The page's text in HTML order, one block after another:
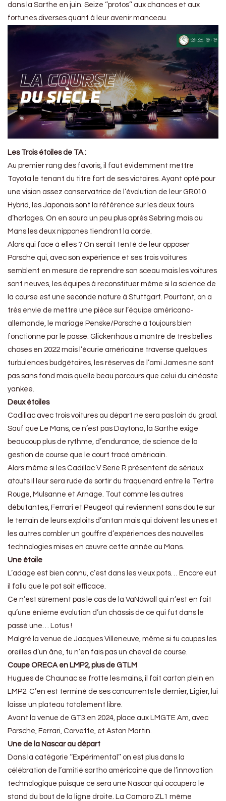
dans la Sarthe en juin. Seize ‘’protos’’ aux chances et aux
fortunes diverses quant à leur avenir manceau.
Les Trois étoiles de TA :
Au premier rang des favoris, il faut évidemment mettre
Toyota le tenant du titre fort de ses victoires. Ayant opté pour
une vision assez conservatrice de l’évolution de leur GR010
Hybrid, les Japonais sont la référence sur les deux tours
d’horloges. On en saura un peu plus après Sebring mais au
Mans les deux nippones tiendront la corde.
Alors qui face à elles ? On serait tenté de leur opposer
Porsche qui, avec son expérience et ses trois voitures
semblent en mesure de reprendre son sceau mais les voitures
sont neuves, les équipes à reconstituer même si la science de
la course est une seconde nature à Stuttgart. Pourtant, on a
très envie de mettre une pièce sur l’équipe américano-
allemande, le mariage Penske/Porsche a toujours bien
fonctionné par le passé. Glickenhaus a montré de très belles
choses en 2022 mais l’écurie américaine traverse quelques
turbulences budgétaires, les réserves de l’ami James ne sont
pas sans fond mais quelle beau parcours que celui du cinéaste
yankee.
Deux étoiles
Cadillac avec trois voitures au départ ne sera pas loin du graal.
Sauf que Le Mans, ce n’est pas Daytona, la Sarthe exige
beaucoup plus de rythme, d’endurance, de science de la
gestion de course que le court tracé américain.
Alors même si les Cadillac V Serie R présentent de sérieux
atouts il leur sera rude de sortir du traquenard entre le Tertre
Rouge, Mulsanne et Arnage. Tout comme les autres
débutantes, Ferrari et Peugeot qui reviennent sans doute sur
le terrain de leurs exploits d’antan mais qui doivent les unes et
les autres combler un gouffre d’expériences des nouvelles
technologies mises en œuvre cette année au Mans.
Une étoile
L’adage est bien connu, c’est dans les vieux pots… Encore eut
il fallu que le pot soit efficace.
Ce n’est sûrement pas le cas de la VaNdwall qui n’est en fait
qu’une ènième évolution d’un châssis de ce qui fut dans le
passé une… Lotus !
Malgré la venue de Jacques Villeneuve, même si tu coupes les
oreilles d’un âne, tu n’en fais pas un cheval de course.
Coupe ORECA en LMP2, plus de GTLM
Hugues de Chaunac se frotte les mains, il fait carton plein en
LMP2. C’en est terminé de ses concurrents le dernier, Ligier, lui
laisse un plateau totalement libre.
Avant la venue de GT3 en 2024, place aux LMGTE Am, avec
Porsche, Ferrari, Corvette, et Aston Martin.
Une de la Nascar au départ
Dans la catégorie ‘’Expérimental’’ on est plus dans la
célébration de l’amitié sartho américaine que de l’innovation
technologique puisque ce sera une Nascar qui occupera le
stand du bout de la ligne droite. La Camaro ZL1 même